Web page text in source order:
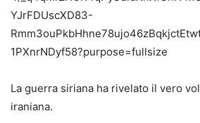
La guerra siriana ha rivelato il vero
iraniana.